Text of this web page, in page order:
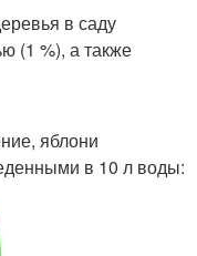
в саду
(1 %), а также
яблони
в 10 л воды: